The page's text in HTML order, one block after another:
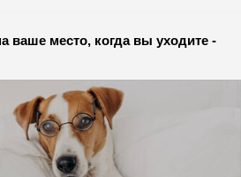
ваше место, когда вы уходите -